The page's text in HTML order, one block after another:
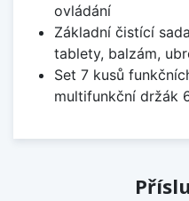
ovládání
Základní čistící
tablety, balzám,
Set 7 kusů
multifunkční držák